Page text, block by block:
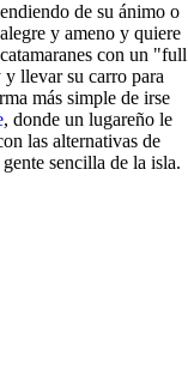
de su ánimo o
y ameno y quiere
con un "full
llevar su carro para
más simple de irse
, donde un lugareño le
las alternativas de
sencilla de la isla.